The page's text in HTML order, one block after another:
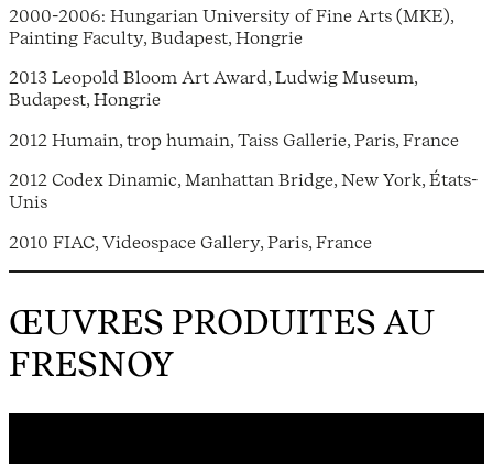
2000-2006: Hungarian University of Fine Arts (MKE),
Painting Faculty, Budapest, Hongrie
2013 Leopold Bloom Art Award, Ludwig Museum,
Budapest, Hongrie
2012 Humain, trop humain, Taiss Gallerie, Paris, France
2012 Codex Dinamic, Manhattan Bridge, New York, États-
Unis
2010 FIAC, Videospace Gallery, Paris, France
ŒUVRES PRODUITES AU
FRESNOY